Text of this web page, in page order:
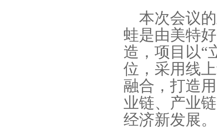
本次会议
蛙是由美特
造， 项目以“
位，采用线
融合，打造
业链、产业
经济新发展。